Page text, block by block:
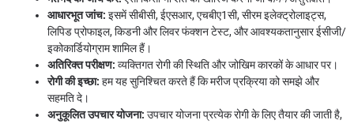
आधारभूत जांच: इसमें सीबीसी, ईएसआर, एचबीए1सी, सीरम इलेक्ट्रोलाइट्स,
लिपिड प्रोफाइल, किडनी और लिवर फंक्शन टेस्ट, और आवश्यकतानुसार ईसीजी/
इकोकार्डियोग्राम शामिल हैं।
अतिरिक्त परीक्षण: व्यक्तिगत रोगी की स्थिति और जोखिम कारकों के आधार पर।
रोगी की इच्छा: हम यह सुनिश्चित करते हैं कि मरीज प्रक्रिया को समझे और
सहमति दे।
अनुकूलित उपचार योजना: उपचार योजना प्रत्येक रोगी के लिए तैयार की जाती है,